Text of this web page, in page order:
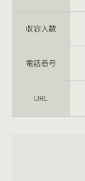
収容人数
電話番号
URL